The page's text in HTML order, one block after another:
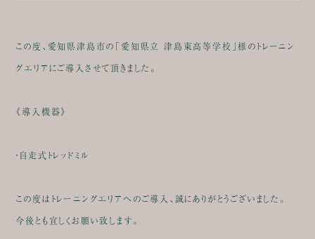
この度、愛知県津島市の「愛知県立 津島東高等学校」様のトレーニン
グエリアにご導入させて頂きました。
《導入機器》
・自走式トレッドミル
この度はトレーニングエリアへのご導入、誠にありがとうございました。
今後とも宜しくお願い致します。